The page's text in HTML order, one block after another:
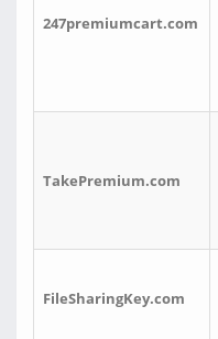
247premiumcart.com
TakePremium.com
FileSharingKey.com